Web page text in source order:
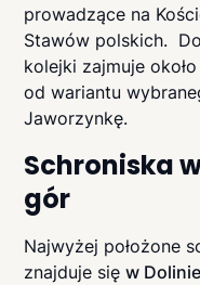
prowadzące na
Stawów polskich.
kolejki zajmuje
od wariantu
Jaworzynkę.
Schroniska
gór
Najwyżej położone
znajduje sięw